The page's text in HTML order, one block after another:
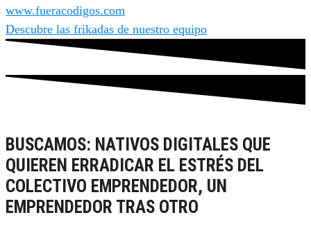
www.fueracodigos.com
Descubre las frikadas de nuestro equipo
BUSCAMOS: NATIVOS DIGITALES QUE
QUIEREN ERRADICAR EL ESTRÉS DEL
COLECTIVO EMPRENDEDOR, UN
EMPRENDEDOR TRAS OTRO